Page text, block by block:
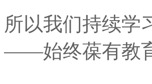
所以我们持续学
——始终葆有教